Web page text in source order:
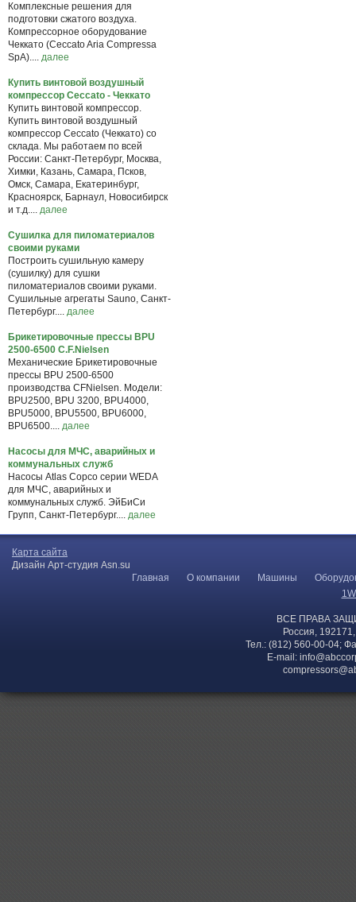
Комплексные решения для
подготовки сжатого воздуха.
Компрессорное оборудование
Чеккато (Ceccato Aria Compressa
SpA).... далее
Купить винтовой воздушный
компрессор Ceccato - Чеккато
Купить винтовой компрессор.
Купить винтовой воздушный
компрессор Ceccato (Чеккато) со
склада. Мы работаем по всей
России: Санкт-Петербург, Москва,
Химки, Казань, Самара, Псков,
Омск, Самара, Екатеринбург,
Красноярск, Барнаул, Новосибирск
и т.д.... далее
Сушилка для пиломатериалов
своими руками
Построить сушильную камеру
(сушилку) для сушки
пиломатериалов своими руками.
Сушильные агрегаты Sauno, Санкт-
Петербург.... далее
Брикетировочные прессы BPU
2500-6500 C.F.Nielsen
Механические Брикетировочные
прессы BPU 2500-6500
производства CFNielsen. Модели:
BPU2500, BPU 3200, BPU4000,
BPU5000, BPU5500, BPU6000,
BPU6500.... далее
Насосы для МЧС, аварийных и
коммунальных служб
Насосы Atlas Copco серии WEDA
для МЧС, аварийных и
коммунальных служб. ЭйБиСи
Групп, Санкт-Петербург.... далее
Карта сайта
Дизайн Арт-студия Asn.su
Главная
О компании Машины
ВСЕ ПРАВА
Россия,
Тел.: (812) 560-00-04;
E-mail: